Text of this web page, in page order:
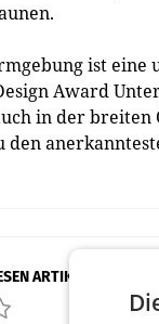
ist
Award
in der breiten
den
ARTIKEL